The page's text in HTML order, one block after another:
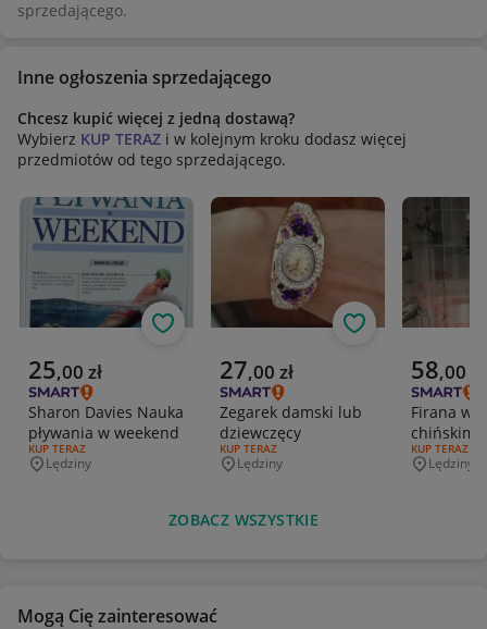
sprzedającego.
Inne ogłoszenia sprzedającego
Chcesz kupić więcej z jedną dostawą?
Wybierz KUP TERAZ i w kolejnym kroku dodasz więcej
przedmiotów od tego sprzedającego.
Aktualna cena
25,00 zł
Sharon Davies Nauka
pływania w weekend
RODZAJ OFERTY:
KUP TERAZ
Miejscowość
Lędziny
Obserwuj
Aktualna cena
27,00 zł
Zegarek damski lub
dziewczęcy
RODZAJ OFERTY:
KUP TERAZ
Miejscowość
Lędziny
Obserwuj
Aktualna
58,00
Firana w
chińskim
RODZAJ
KUP TERAZ
Lędziny
ZOBACZ WSZYSTKIE
Mogą Cię zainteresować